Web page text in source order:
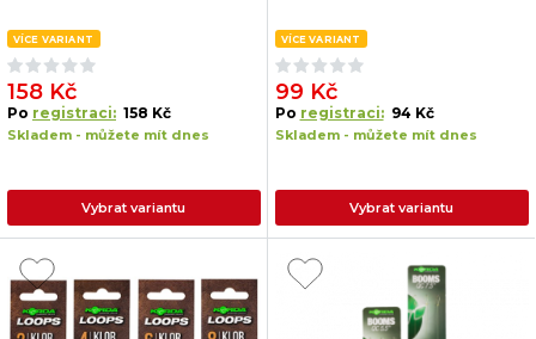
VÍCE VARIANT
158 Kč
Po registraci: 158 Kč
Skladem - můžete mít dnes
Vybrat variantu
VÍCE VARIANT
99 Kč
Po registraci: 94 Kč
Skladem - můžete mít dnes
Vybrat variantu